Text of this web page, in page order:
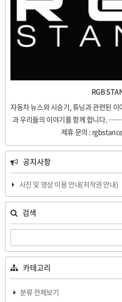
RGB
자동차 뉴스와 시승기, 튜닝과 관련된
과 우리들의 이야기를 함께 합
제휴 문의 :
공지사항
사진 및 영상 이용 안내(저작권 안내)
검색
카테고리
분류 전체보기